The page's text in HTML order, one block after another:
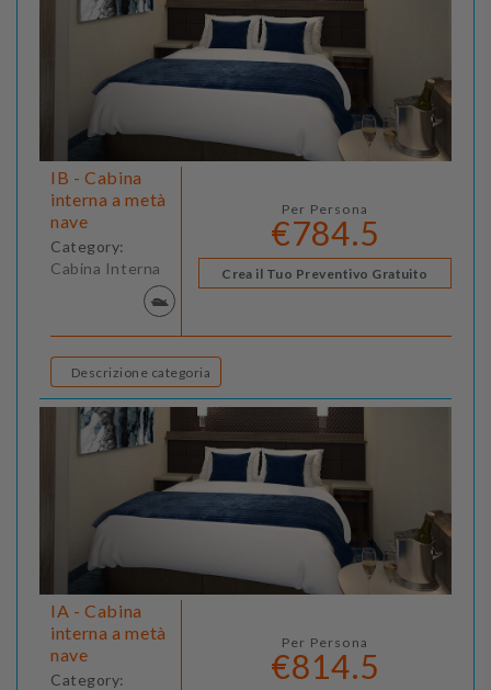
IB - Cabina
interna a metà
nave
Category:
Cabina Interna
Per Persona
€784.5
Crea il Tuo Preventivo Gratuito
Descrizione categoria
IA - Cabina
interna a metà
nave
Category:
Per Persona
€814.5